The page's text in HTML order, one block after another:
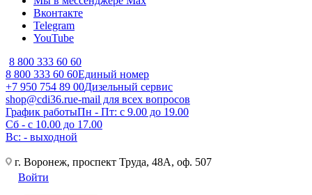
Вконтакте
Telegram
YouTube
8 800 333 60 60
8 800 333 60 60Единый номер
+7 950 754 89 00Дизельный сервис
shop@cdi36.rue-mail для всех вопросов
График работыПн - Пт: с 9.00 до 19.00
Сб - с 10.00 до 17.00
Вс: - выходной
г. Воронеж, проспект Труда, 48А, оф. 507
Войти